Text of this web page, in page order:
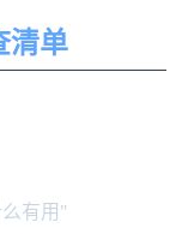
清单
有用"